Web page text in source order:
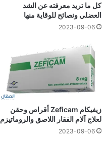
كل ما تريد معرفته عن الشد
العضلي ونصائح للوقاية منها
2023-09-06
زيفيكام Zeficam أقراص وحقن
لعلاج آلام الفقار اللاصق والروماتيزم
2023-09-06